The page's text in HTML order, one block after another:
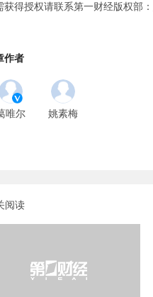
获得授权请联系第一财经版权部：
作者
唯尔 姚素梅
阅读